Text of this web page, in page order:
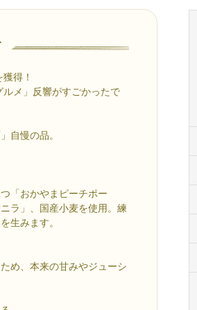
得！
メ」反響がすごかったで
自慢の品。
「おかやまピーチポー
ラ」、国産小麦を使用。練
生みます。
め、本来の甘みやジューシ